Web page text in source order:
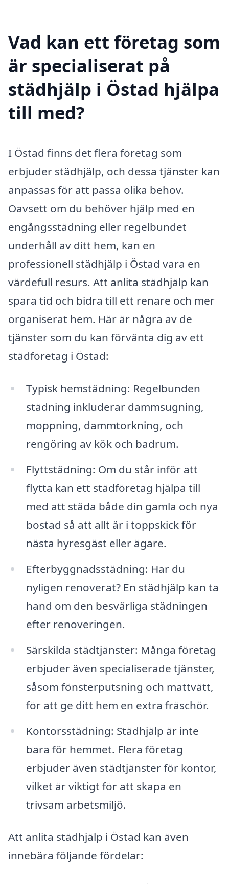
Vad kan ett företag som
är specialiserat på
städhjälp i Östad hjälpa
till med?
I Östad finns det flera företag som
erbjuder städhjälp, och dessa tjänster kan
anpassas för att passa olika behov.
Oavsett om du behöver hjälp med en
engångsstädning eller regelbundet
underhåll av ditt hem, kan en
professionell städhjälp i Östad vara en
värdefull resurs. Att anlita städhjälp kan
spara tid och bidra till ett renare och mer
organiserat hem. Här är några av de
tjänster som du kan förvänta dig av ett
städföretag i Östad:
Typisk hemstädning: Regelbunden
städning inkluderar dammsugning,
moppning, dammtorkning, och
rengöring av kök och badrum.
Flyttstädning: Om du står inför att
flytta kan ett städföretag hjälpa till
med att städa både din gamla och nya
bostad så att allt är i toppskick för
nästa hyresgäst eller ägare.
Efterbyggnadsstädning: Har du
nyligen renoverat? En städhjälp kan ta
hand om den besvärliga städningen
efter renoveringen.
Särskilda städtjänster: Många företag
erbjuder även specialiserade tjänster,
såsom fönsterputsning och mattvätt,
för att ge ditt hem en extra fräschör.
Kontorsstädning: Städhjälp är inte
bara för hemmet. Flera företag
erbjuder även städtjänster för kontor,
vilket är viktigt för att skapa en
trivsam arbetsmiljö.
Att anlita städhjälp i Östad kan även
innebära följande fördelar: